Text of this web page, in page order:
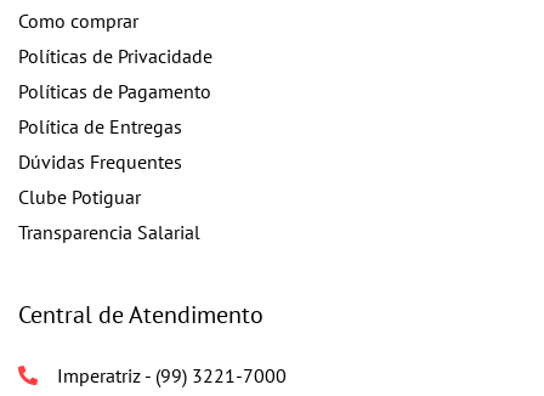
Como comprar
Políticas de Privacidade
Políticas de Pagamento
Política de Entregas
Dúvidas Frequentes
Clube Potiguar
Transparencia Salarial
Central de Atendimento
Imperatriz - (99) 3221-7000